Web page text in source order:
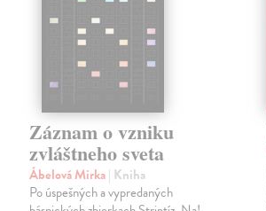
Záznam o vzniku
zvláštneho sveta
Ábelová Mirka| Kniha
Po úspešných a vypredaných